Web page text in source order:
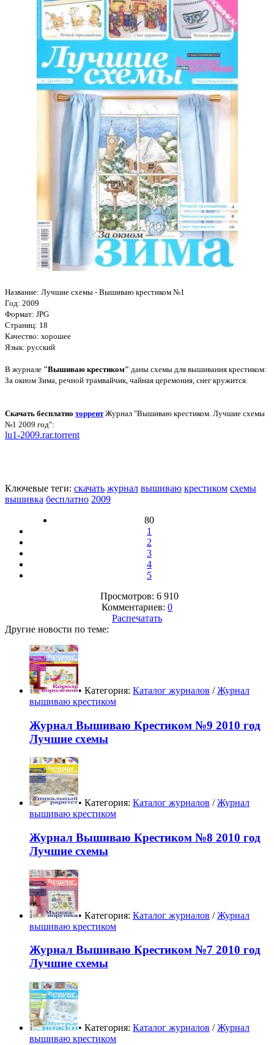
Название: Лучшие схемы - Вышиваю крестиком №1
Год: 2009
Формат: JPG
Страниц: 18
Качество: хорошее
Язык: русский
В журнале "Вышиваю крестиком" даны схемы для вышивания крестиком:
За окном Зима, речной трамвайчик, чайная церемония, снег кружится.
Скачать бесплатно торрент Журнал "Вышиваю крестиком. Лучшие схемы
№1 2009 год":
lu1-2009.rar.torrent
Ключевые теги: скачать журнал вышиваю крестиком схемы
вышивка бесплатно 2009
80
1
2
3
4
5
Просмотров: 6 910
Комментариев: 0
Распечатать
Другие новости по теме:
• Категория: Каталог журналов /Журнал
вышиваю крестиком
Журнал Вышиваю Крестиком №9 2010 год
Лучшие схемы
• Категория: Каталог журналов /Журнал
вышиваю крестиком
Журнал Вышиваю Крестиком №8 2010 год
Лучшие схемы
• Категория: Каталог журналов /Журнал
вышиваю крестиком
Журнал Вышиваю Крестиком №7 2010 год
Лучшие схемы
• Категория: Каталог журналов /Журнал
вышиваю крестиком